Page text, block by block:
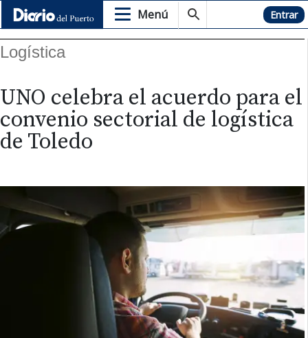
Menú Hemeroteca Entrar
Logística
UNO celebra el acuerdo para el
convenio sectorial de logística
de Toledo